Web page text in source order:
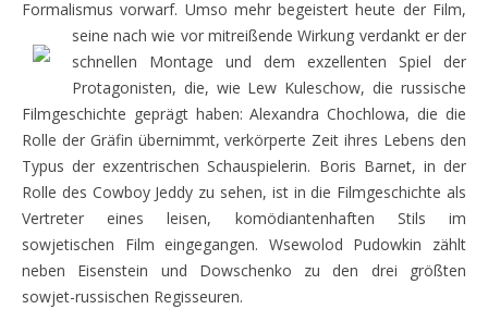
Formalismus vorwarf. Umso mehr begeistert heute der Film,
seine nach wie vor mitreißende Wirkung verdankt er der
schnellen Montage und dem exzellenten Spiel der
Protagonisten, die, wie Lew Kuleschow, die russische
Filmgeschichte geprägt haben: Alexandra Chochlowa, die die
Rolle der Gräfin übernimmt, verkörperte Zeit ihres Lebens den
Typus der exzentrischen Schauspielerin. Boris Barnet, in der
Rolle des Cowboy Jeddy zu sehen, ist in die Filmgeschichte als
Vertreter eines leisen, komödiantenhaften Stils im
sowjetischen Film eingegangen. Wsewolod Pudowkin zählt
neben Eisenstein und Dowschenko zu den drei größten
sowjet-russischen Regisseuren.